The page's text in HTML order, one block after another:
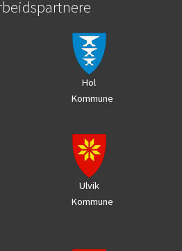
Hol
Kommune
Ulvik
Kommune